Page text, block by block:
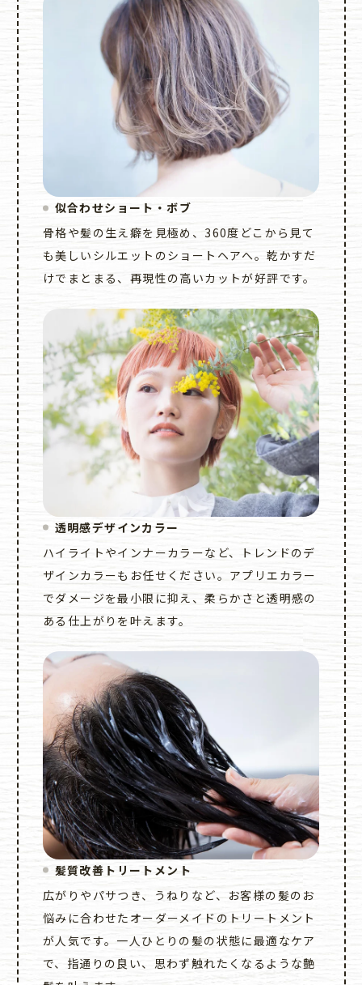
似合わせショート・ボブ
骨格や髪の生え癖を見極め、360度どこから見て
も美しいシルエットのショートヘアへ。乾かすだ
けでまとまる、再現性の高いカットが好評です。
透明感デザインカラー
ハイライトやインナーカラーなど、トレンドのデ
ザインカラーもお任せください。アプリエカラー
でダメージを最小限に抑え、柔らかさと透明感の
ある仕上がりを叶えます。
髪質改善トリートメント
広がりやパサつき、うねりなど、お客様の髪のお
悩みに合わせたオーダーメイドのトリートメント
が人気です。一人ひとりの髪の状態に最適なケア
で、指通りの良い、思わず触れたくなるような艶